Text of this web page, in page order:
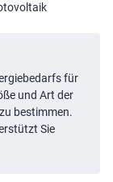
für
und Art der
bestimmen.
Sie